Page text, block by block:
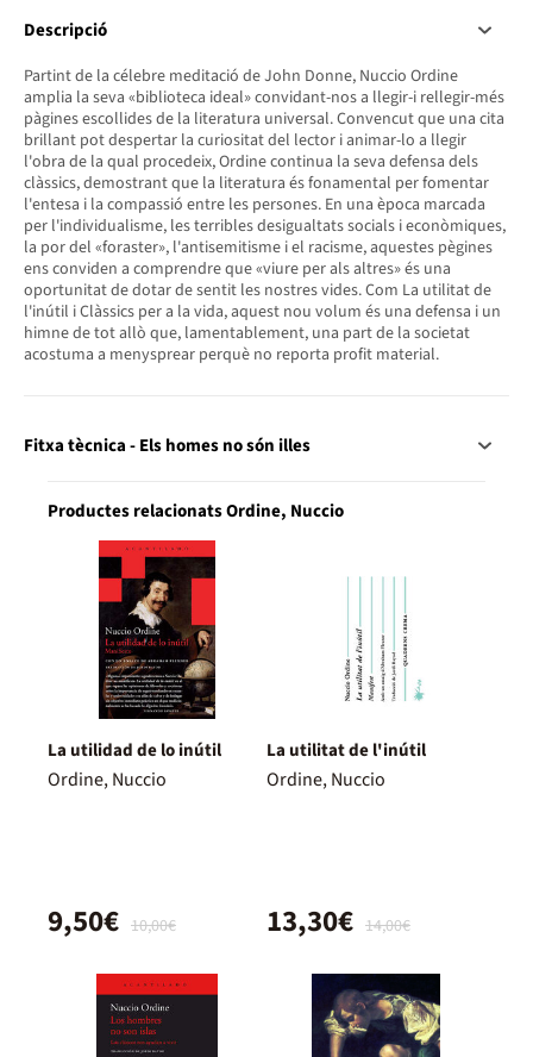
Descripció
Partint de la célebre meditació de John Donne, Nuccio Ordine
amplia la seva «biblioteca ideal» convidant-nos a llegir-i rellegir-més
pàgines escollides de la literatura universal. Convencut que una cita
brillant pot despertar la curiositat del lector i animar-lo a llegir
l'obra de la qual procedeix, Ordine continua la seva defensa dels
clàssics, demostrant que la literatura és fonamental per fomentar
l'entesa i la compassió entre les persones. En una època marcada
per l'individualisme, les terribles desigualtats socials i econòmiques,
la por del «foraster», l'antisemitisme i el racisme, aquestes pègines
ens conviden a comprendre que «viure per als altres» és una
oportunitat de dotar de sentit les nostres vides. Com La utilitat de
l'inútil i Clàssics per a la vida, aquest nou volum és una defensa i un
himne de tot allò que, lamentablement, una part de la societat
acostuma a menysprear perquè no reporta profit material.
Fitxa tècnica - Els homes no són illes
Productes relacionats Ordine, Nuccio
La utilidad de lo inútil
Ordine, Nuccio
10,00€
9,50€
La utilitat de l'inútil
Ordine, Nuccio
14,00€
13,30€